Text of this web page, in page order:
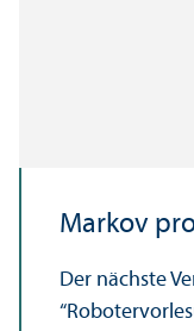
Markov
Der nächste